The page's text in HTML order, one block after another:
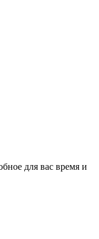
для вас время и